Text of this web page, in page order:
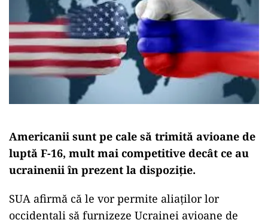
Americanii sunt pe cale să trimită avioane de
luptă F-16, mult mai competitive decât ce au
ucrainenii în prezent la dispoziție.
SUA afirmă că le vor permite aliaţilor lor
occidentali să furnizeze Ucrainei avioane de